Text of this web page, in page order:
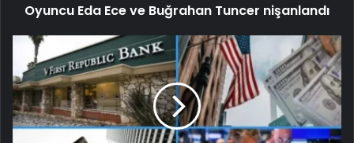
Oyuncu Eda Ece ve Buğrahan Tuncer nişanlandı